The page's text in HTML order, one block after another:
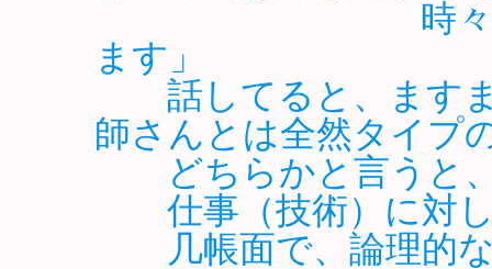
時々、お客さ
ます」
話してると、ますま
師さんとは全然タイプ
どちらかと言うと、
仕事（技術）に対し
几帳面で、論